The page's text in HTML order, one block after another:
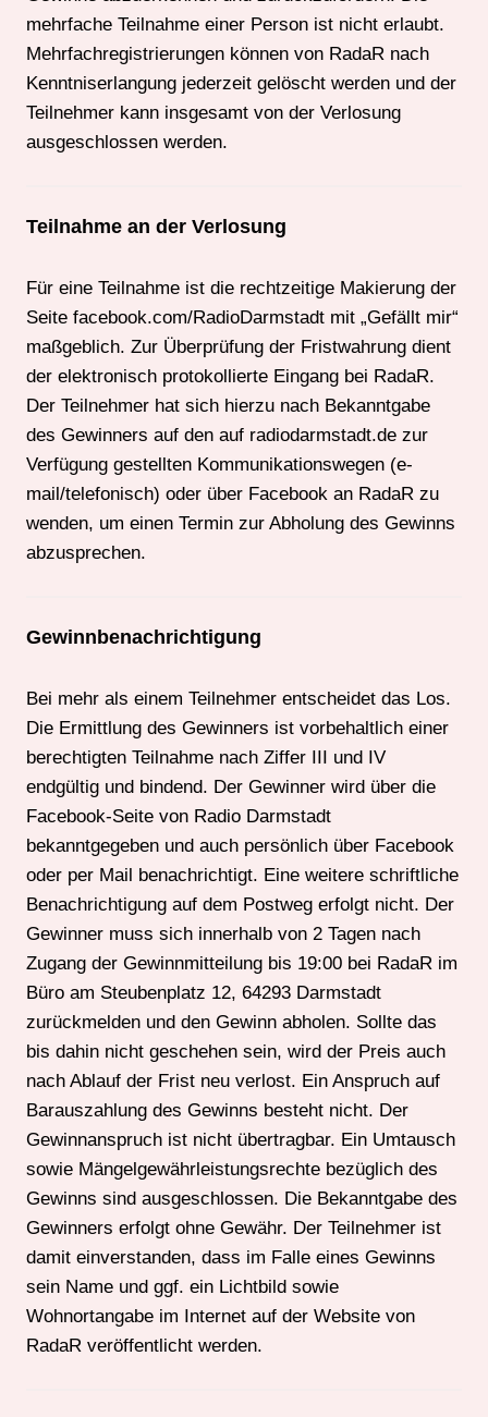
mehrfache Teilnahme einer Person ist nicht erlaubt.
Mehrfachregistrierungen können von RadaR nach
Kenntniserlangung jederzeit gelöscht werden und der
Teilnehmer kann insgesamt von der Verlosung
ausgeschlossen werden.
Teilnahme an der Verlosung
Für eine Teilnahme ist die rechtzeitige Makierung der
Seite facebook.com/RadioDarmstadt mit „Gefällt mir“
maßgeblich. Zur Überprüfung der Fristwahrung dient
der elektronisch protokollierte Eingang bei RadaR.
Der Teilnehmer hat sich hierzu nach Bekanntgabe
des Gewinners auf den auf radiodarmstadt.de zur
Verfügung gestellten Kommunikationswegen (e-
mail/telefonisch) oder über Facebook an RadaR zu
wenden, um einen Termin zur Abholung des Gewinns
abzusprechen.
Gewinnbenachrichtigung
Bei mehr als einem Teilnehmer entscheidet das Los.
Die Ermittlung des Gewinners ist vorbehaltlich einer
berechtigten Teilnahme nach Ziffer III und IV
endgültig und bindend. Der Gewinner wird über die
Facebook-Seite von Radio Darmstadt
bekanntgegeben und auch persönlich über Facebook
oder per Mail benachrichtigt. Eine weitere schriftliche
Benachrichtigung auf dem Postweg erfolgt nicht. Der
Gewinner muss sich innerhalb von 2 Tagen nach
Zugang der Gewinnmitteilung bis 19:00 bei RadaR im
Büro am Steubenplatz 12, 64293 Darmstadt
zurückmelden und den Gewinn abholen. Sollte das
bis dahin nicht geschehen sein, wird der Preis auch
nach Ablauf der Frist neu verlost. Ein Anspruch auf
Barauszahlung des Gewinns besteht nicht. Der
Gewinnanspruch ist nicht übertragbar. Ein Umtausch
sowie Mängelgewährleistungsrechte bezüglich des
Gewinns sind ausgeschlossen. Die Bekanntgabe des
Gewinners erfolgt ohne Gewähr. Der Teilnehmer ist
damit einverstanden, dass im Falle eines Gewinns
sein Name und ggf. ein Lichtbild sowie
Wohnortangabe im Internet auf der Website von
RadaR veröffentlicht werden.